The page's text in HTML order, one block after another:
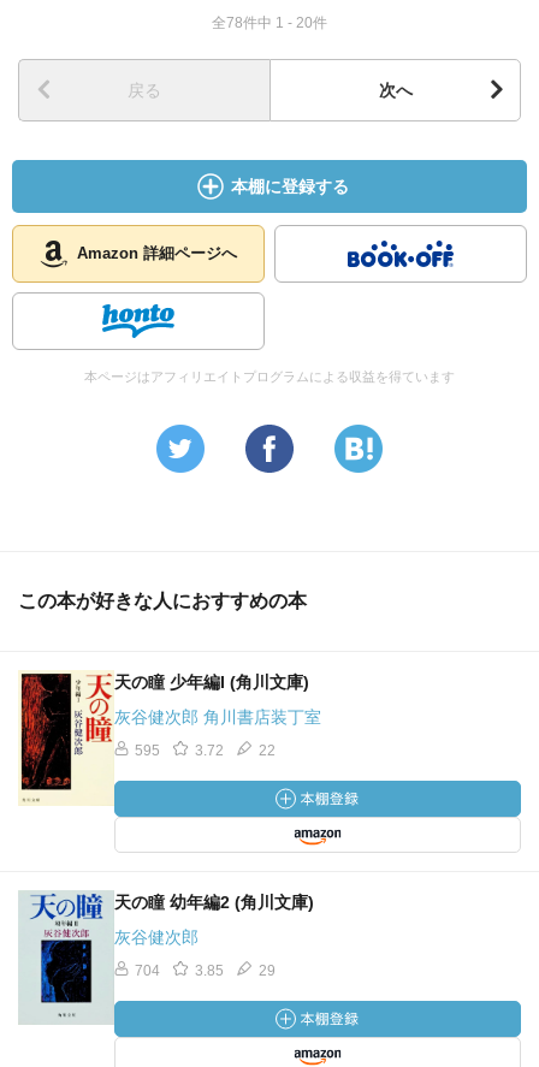
全78件中 1 - 20件
戻る 次へ
本棚に登録する
Amazon 詳細ページへ
本ページはアフィリエイトプログラムによる収益を得ています
この本が好きな人におすすめの本
天の瞳 少年編I (角川文庫)
灰谷健次郎 角川書店装丁室
595 3.72 22
天の瞳 幼年編2 (角川文庫)
灰谷健次郎
704 3.85 29